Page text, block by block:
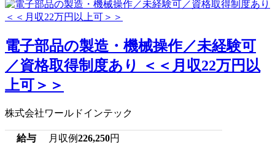
電子部品の製造・機械操作／未経験可
／資格取得制度あり ＜＜月収22万円以
上可＞＞
株式会社ワールドインテック
給与 月収例226,250円